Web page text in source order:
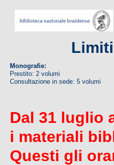
Monografie:
Prestito: 2 volumi
Consultazione in sede: 5 volumi
Dal 31 luglio
i materiali
Questi gli